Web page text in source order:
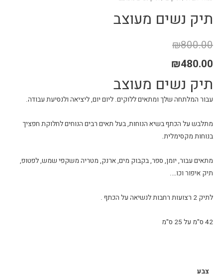
תיק נשים מעוצב
₪800.00
₪480.00
תיק נשים מעוצב
עבור המלתחה שלך ומתאים ללוקים. ליום יום, ליציאה ולנסיעת עבודה.
מתלבש על הכתף בשיא הנוחות, בעל תאים רבים הנוחים לחלוקת חפציך
בנוחות מקסימלית.
מתאים עבור, יומן, ספר, בקבוק מים, ארנק, מטריה משקפי שמש, לפטופ,
תיק איפור וכו….
לתיק 2 רצועות רחבות לנשיאה על הכתף .
42 ס"מ על 25 ס"מ
צבע